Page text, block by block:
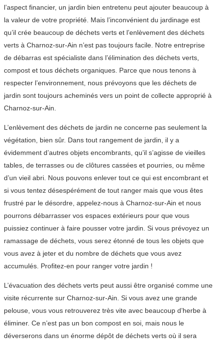
l’aspect financier, un jardin bien entretenu peut ajouter beaucoup à
la valeur de votre propriété. Mais l’inconvénient du jardinage est
qu’il crée beaucoup de déchets verts et l’enlèvement des déchets
verts à Charnoz-sur-Ain n’est pas toujours facile. Notre entreprise
de débarras est spécialiste dans l’élimination des déchets verts,
compost et tous déchets organiques. Parce que nous tenons à
respecter l’environnement, nous prévoyons que les déchets de
jardin sont toujours acheminés vers un point de collecte approprié à
Charnoz-sur-Ain.
L’enlèvement des déchets de jardin ne concerne pas seulement la
végétation, bien sûr. Dans tout rangement de jardin, il y a
évidemment d’autres objets encombrants, qu’il s’agisse de vieilles
tables, de terrasses ou de clôtures cassées et pourries, ou même
d’un vieil abri. Nous pouvons enlever tout ce qui est encombrant et
si vous tentez désespérément de tout ranger mais que vous êtes
frustré par le désordre, appelez-nous à Charnoz-sur-Ain et nous
pourrons débarrasser vos espaces extérieurs pour que vous
puissiez continuer à faire pousser votre jardin. Si vous prévoyez un
ramassage de déchets, vous serez étonné de tous les objets que
vous avez à jeter et du nombre de déchets que vous avez
accumulés. Profitez-en pour ranger votre jardin !
L’évacuation des déchets verts peut aussi être organisé comme une
visite récurrente sur Charnoz-sur-Ain. Si vous avez une grande
pelouse, vous vous retrouverez très vite avec beaucoup d’herbe à
éliminer. Ce n’est pas un bon compost en soi, mais nous le
déverserons dans un énorme dépôt de déchets verts où il sera